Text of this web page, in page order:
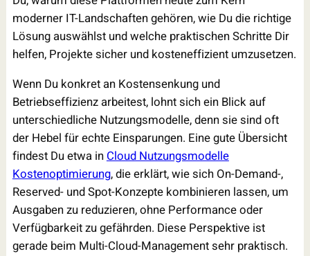
moderner IT-Landschaften gehören, wie Du die richtige
Lösung auswählst und welche praktischen Schritte Dir
helfen, Projekte sicher und kosteneffizient umzusetzen.
Wenn Du konkret an Kostensenkung und
Betriebseffizienz arbeitest, lohnt sich ein Blick auf
unterschiedliche Nutzungsmodelle, denn sie sind oft
der Hebel für echte Einsparungen. Eine gute Übersicht
findest Du etwa inCloud Nutzungsmodelle
Kostenoptimierung, die erklärt, wie sich On-Demand-,
Reserved- und Spot-Konzepte kombinieren lassen, um
Ausgaben zu reduzieren, ohne Performance oder
Verfügbarkeit zu gefährden. Diese Perspektive ist
gerade beim Multi-Cloud-Management sehr praktisch.